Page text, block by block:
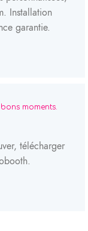
Installation
garantie.
moments.
télécharger